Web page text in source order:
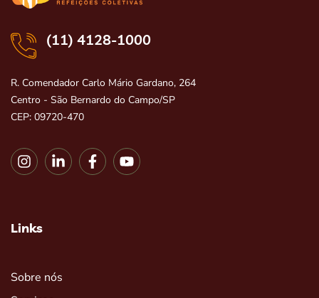
(11) 4128-1000
R. Comendador Carlo Mário Gardano, 264
Centro - São Bernardo do Campo/SP
CEP: 09720-470
Links
Sobre nós